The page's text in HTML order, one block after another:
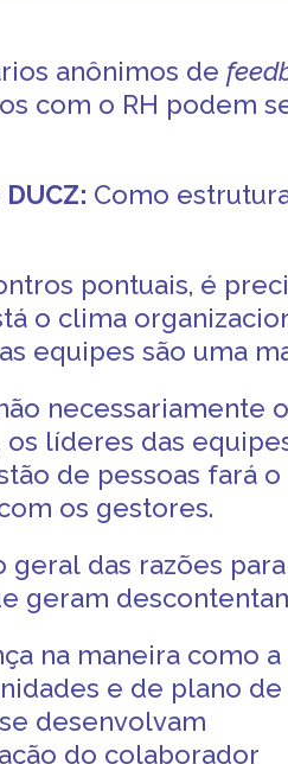
anônimos de
com o RH podem
Como
pontuais, é
o clima
equipes são uma
necessariamente
os líderes das
de pessoas fará
os gestores.
geral das razões
geram
na maneira como
e de plano
desenvolvam
do colaborador